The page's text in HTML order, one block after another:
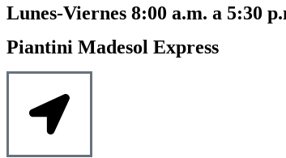
Lunes-Viernes 8:00 a.m. a 5:30
Piantini Madesol Express